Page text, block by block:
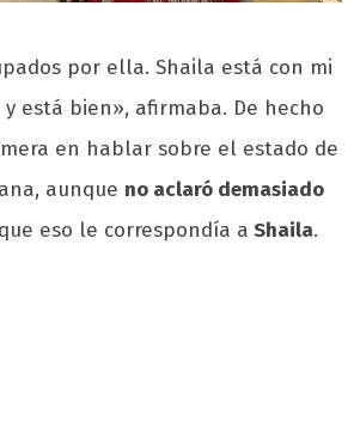
por ella. Shaila está con mi
está bien», afirmaba. De hecho
en hablar sobre el estado de
aunque no aclaró demasiado
eso le correspondía a Shaila.